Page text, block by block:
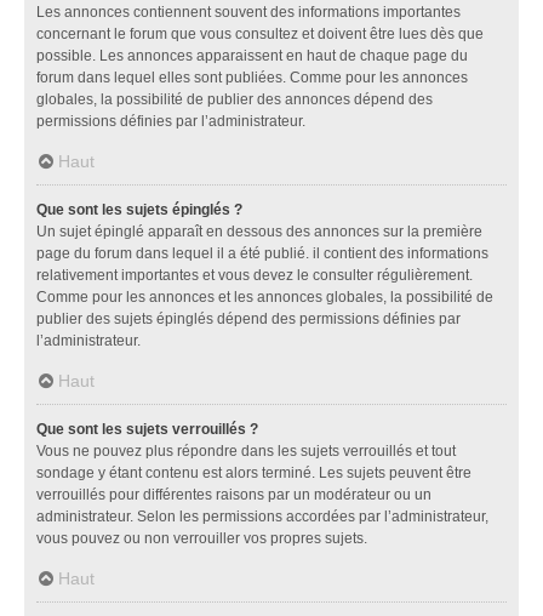
Les annonces contiennent souvent des informations importantes
concernant le forum que vous consultez et doivent être lues dès que
possible. Les annonces apparaissent en haut de chaque page du
forum dans lequel elles sont publiées. Comme pour les annonces
globales, la possibilité de publier des annonces dépend des
permissions définies par l’administrateur.
Haut
Que sont les sujets épinglés ?
Un sujet épinglé apparaît en dessous des annonces sur la première
page du forum dans lequel il a été publié. il contient des informations
relativement importantes et vous devez le consulter régulièrement.
Comme pour les annonces et les annonces globales, la possibilité de
publier des sujets épinglés dépend des permissions définies par
l’administrateur.
Haut
Que sont les sujets verrouillés ?
Vous ne pouvez plus répondre dans les sujets verrouillés et tout
sondage y étant contenu est alors terminé. Les sujets peuvent être
verrouillés pour différentes raisons par un modérateur ou un
administrateur. Selon les permissions accordées par l’administrateur,
vous pouvez ou non verrouiller vos propres sujets.
Haut